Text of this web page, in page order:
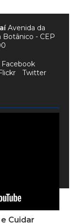
Cuidar
Avenida da
Botânico - CEP
Facebook
Twitter